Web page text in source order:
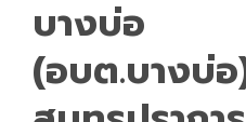
บางบ่อ
(อบต.บางบ่